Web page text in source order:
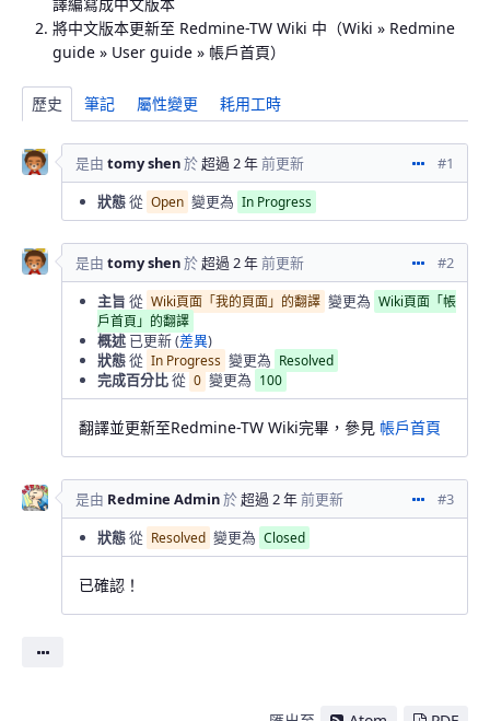
譯編寫成中文版本
將中文版本更新至 Redmine-TW Wiki 中（Wiki » Redmine
guide » User guide » 帳戶首頁）
歷史 筆記 屬性變更 耗用工時
動作
#1
是由 tomy shen於超過 2 年前更新
狀態從 Open 變更為 In Progress
動作
#2
是由 tomy shen於超過 2 年前更新
主旨 從 Wiki頁面「我的頁面」的翻譯 變更為 Wiki頁面「帳
戶首頁」的翻譯
概述 已更新 (差異)
狀態從 In Progress 變更為 Resolved
完成百分比從 0 變更為 100
翻譯並更新至Redmine-TW Wiki完畢，參見 帳戶首頁
動作
#3
是由 Redmine Admin於超過 2 年前更新
狀態從 Resolved 變更為 Closed
已確認！